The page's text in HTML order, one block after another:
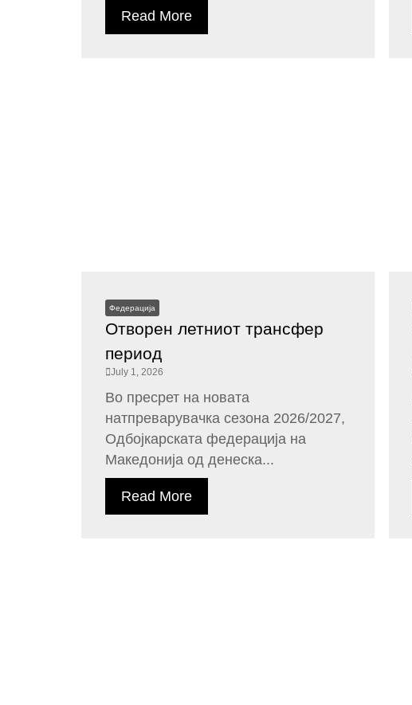
Read More
Федерација
Отворен летниот трансфер
период
July 1, 2026
Во пресрет на новата
натпреварувачка сезона 2026/2027,
Одбојкарската федерација на
Македонија од денеска...
Read More